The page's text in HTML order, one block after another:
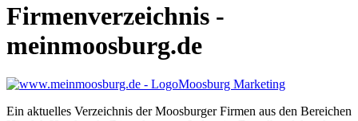
Firmenverzeichnis -
meinmoosburg.de
Moosburg Marketing
Ein aktuelles Verzeichnis der Moosburger Firmen aus den Bereichen